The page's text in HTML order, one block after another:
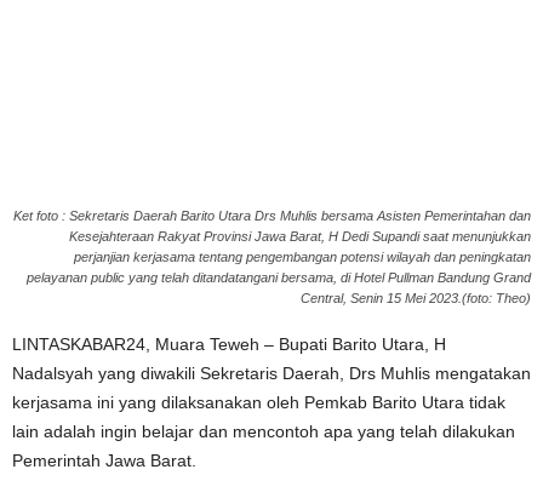
Ket foto : Sekretaris Daerah Barito Utara Drs Muhlis bersama Asisten Pemerintahan dan
Kesejahteraan Rakyat Provinsi Jawa Barat, H Dedi Supandi saat menunjukkan
perjanjian kerjasama tentang pengembangan potensi wilayah dan peningkatan
pelayanan public yang telah ditandatangani bersama, di Hotel Pullman Bandung Grand
Central, Senin 15 Mei 2023.(foto: Theo)
LINTASKABAR24, Muara Teweh – Bupati Barito Utara, H
Nadalsyah yang diwakili Sekretaris Daerah, Drs Muhlis mengatakan
kerjasama ini yang dilaksanakan oleh Pemkab Barito Utara tidak
lain adalah ingin belajar dan mencontoh apa yang telah dilakukan
Pemerintah Jawa Barat.